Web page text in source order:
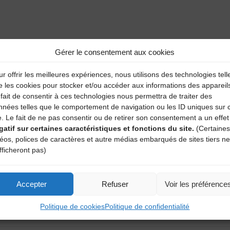
Gérer le consentement aux cookies
offrir les meilleures expériences, nous utilisons des technologies
les cookies pour stocker et/ou accéder aux informations des
de consentir à ces technologies nous permettra de traiter des
telles que le comportement de navigation ou les ID uniques sur
Le fait de ne pas consentir ou de retirer son consentement a un effet
sur certaines caractéristiques et fonctions du site. (Certaines
polices de caractères et autre médias embarqués de sites tiers ne
pas)
Accepter Refuser Voir les
Politique de cookiesPolitique de confidentialité
sont indiqués avec*